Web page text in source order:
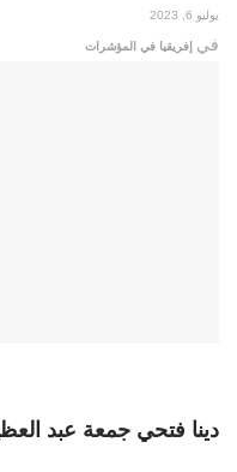
يوليو 6, 2023
في إفريقيا في المؤشرات
دينا فتحي جمعة عبد